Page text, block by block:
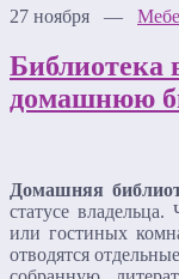
27 ноября —
Библиотека
домашнюю
Домашняя
статусе
или гостиных
отводятся